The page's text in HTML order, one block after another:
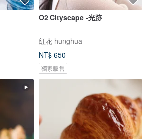
O2 Cityscape -光跡
紅花 hunghua
NT$ 650
獨家販售